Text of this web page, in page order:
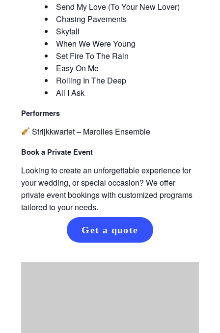
Send My Love (To Your New Lover)
Chasing Pavements
Skyfall
When We Were Young
Set Fire To The Rain
Easy On Me
Rolling In The Deep
All I Ask
Performers
Strijkkwartet – Marolles Ensemble
Book a Private Event
Looking to create an unforgettable experience for
your wedding, or special occasion? We offer
private event bookings with customized programs
tailored to your needs.
Get a quote